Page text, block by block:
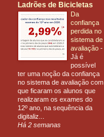
Ladrões de Bicicletas
Da
confiança
perdida no
sistema de
avaliação -
Já é
possível
ter uma noção da confiança
no sistema de avaliação com
que ficaram os alunos que
realizaram os exames do
12º ano, na sequência da
digitaliz...
Há 2 semanas